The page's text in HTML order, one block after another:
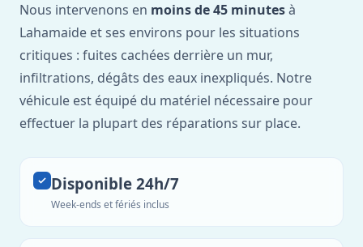
Nous intervenons en moins de 45 minutesà
Lahamaide et ses environs pour les situations
critiques : fuites cachées derrière un mur,
infiltrations, dégâts des eaux inexpliqués. Notre
véhicule est équipé du matériel nécessaire pour
effectuer la plupart des réparations sur place.
Disponible 24h/7
Week-ends et fériés inclus